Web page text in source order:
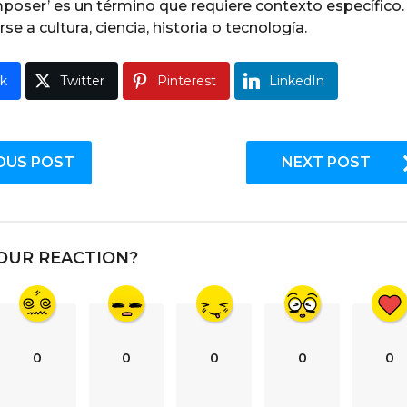
es un término que requiere contexto específico.
a cultura, ciencia, historia o tecnología.
Twitter Pinterest LinkedIn
POST NEXT POST
REACTION?
0 0 0 0 0